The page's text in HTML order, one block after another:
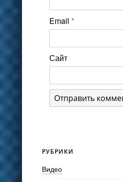
Email *
Сайт
РУБРИКИ
Видео